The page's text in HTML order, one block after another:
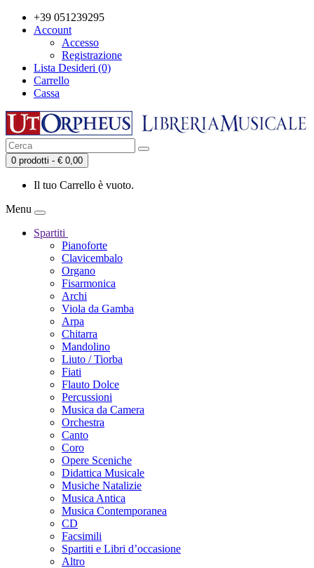
+39 051239295
Account
Accesso
Registrazione
Lista Desideri (0)
Carrello
Cassa
0 prodotti - € 0,00
Il tuo Carrello è vuoto.
Menu
Spartiti
Pianoforte
Clavicembalo
Organo
Fisarmonica
Archi
Viola da Gamba
Arpa
Chitarra
Mandolino
Liuto / Tiorba
Fiati
Flauto Dolce
Percussioni
Musica da Camera
Orchestra
Canto
Coro
Opere Sceniche
Didattica Musicale
Musiche Natalizie
Musica Antica
Musica Contemporanea
CD
Facsimili
Spartiti e Libri d’occasione
Altro